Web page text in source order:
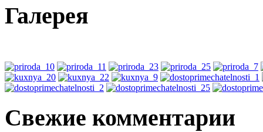
Галерея
Свежие комментарии